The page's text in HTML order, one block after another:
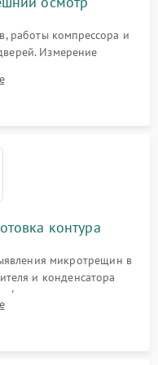
Подробнее →
работы компрессора и
Измерение
термостата и
дисплея.
контура
микротрещин в
и конденсатора
фильтра-осушителя и
устранения засоров.